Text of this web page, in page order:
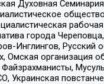
Духовная
города
Инглингов,
Омская организация